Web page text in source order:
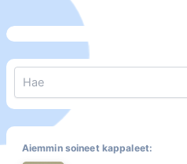
Aiemmin soineet kappaleet: